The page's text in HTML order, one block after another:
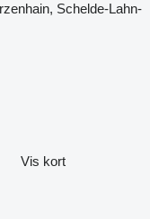
Schelde-Lahn-
Vis kort